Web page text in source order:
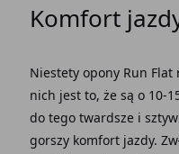
Komfort
Niestety opony Run Flat
nich jest to, że są o 10-
do tego twardsze i
gorszy komfort jazdy.